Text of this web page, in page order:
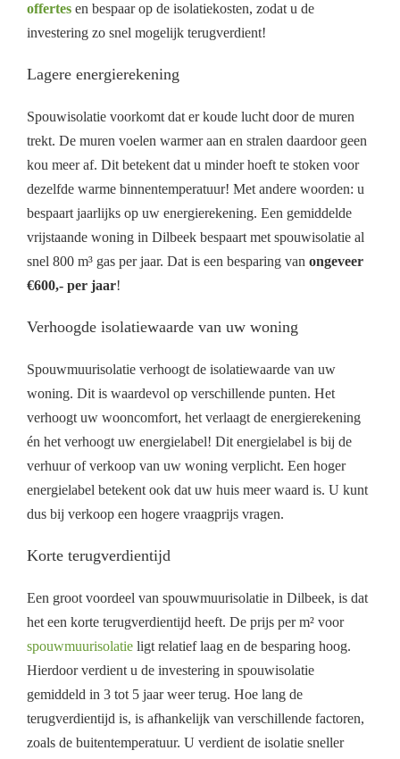
offertes en bespaar op de isolatiekosten, zodat u de
investering zo snel mogelijk terugverdient!
Lagere energierekening
Spouwisolatie voorkomt dat er koude lucht door de muren
trekt. De muren voelen warmer aan en stralen daardoor geen
kou meer af. Dit betekent dat u minder hoeft te stoken voor
dezelfde warme binnentemperatuur! Met andere woorden: u
bespaart jaarlijks op uw energierekening. Een gemiddelde
vrijstaande woning in Dilbeek bespaart met spouwisolatie al
snel 800 m³ gas per jaar. Dat is een besparing van ongeveer
€600,- per jaar!
Verhoogde isolatiewaarde van uw woning
Spouwmuurisolatie verhoogt de isolatiewaarde van uw
woning. Dit is waardevol op verschillende punten. Het
verhoogt uw wooncomfort, het verlaagt de energierekening
én het verhoogt uw energielabel! Dit energielabel is bij de
verhuur of verkoop van uw woning verplicht. Een hoger
energielabel betekent ook dat uw huis meer waard is. U kunt
dus bij verkoop een hogere vraagprijs vragen.
Korte terugverdientijd
Een groot voordeel van spouwmuurisolatie in Dilbeek, is dat
het een korte terugverdientijd heeft. De prijs per m² voor
spouwmuurisolatie ligt relatief laag en de besparing hoog.
Hierdoor verdient u de investering in spouwisolatie
gemiddeld in 3 tot 5 jaar weer terug. Hoe lang de
terugverdientijd is, is afhankelijk van verschillende factoren,
zoals de buitentemperatuur. U verdient de isolatie sneller